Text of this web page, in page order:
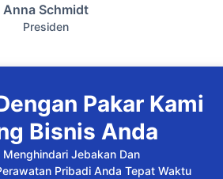
Anna Schmidt
Presiden
Pakar Kami
Bisnis Anda
Jebakan Dan
Pribadi Anda Tepat Waktu